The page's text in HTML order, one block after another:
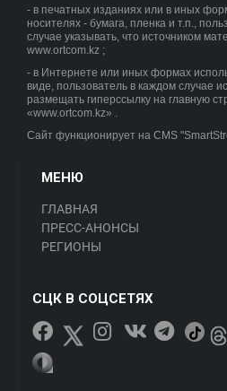
Реновация и меры государственной
- в печатных изданиях или в иных
носителях - бумага, пленка и т.п.,
случае указывать, что источником
www.ortcom.kz ;
- в Интернете или иных формах
виде, пользователь в каждом случае
размещать гиперссылку на главную
«www.ortcom.kz» .
Сайт функционирует на CMS
МЕНЮ
ГЛАВНАЯ
ПРЕСС-АНОНСЫ
РЕГИОНЫ
СЦК В СОЦСЕТЯХ